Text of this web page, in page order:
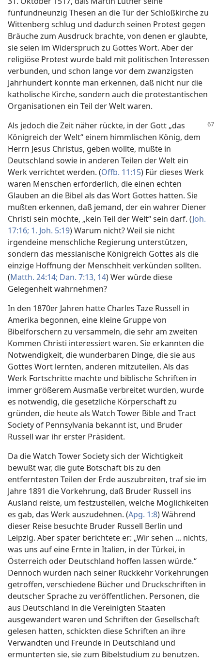
fünfundneunzig Thesen an die Tür der Schloßkirche zu
Wittenberg schlug und dadurch seinen Protest gegen
Bräuche zum Ausdruck brachte, von denen er glaubte,
sie seien im Widerspruch zu Gottes Wort. Aber der
religiöse Protest wurde bald mit politischen Interessen
verbunden, und schon lange vor dem zwanzigsten
Jahrhundert konnte man erkennen, daß nicht nur die
katholische Kirche, sondern auch die protestantischen
Organisationen ein Teil der Welt waren.
Als jedoch die Zeit näher rückte, in der Gott „das
Königreich der Welt“ einem himmlischen König, dem
Herrn Jesus Christus, geben wollte, mußte in
Deutschland sowie in anderen Teilen der Welt ein
Werk verrichtet werden. (Offb. 11:15) Für dieses Werk
waren Menschen erforderlich, die einen echten
Glauben an die Bibel als das Wort Gottes hatten. Sie
mußten erkennen, daß jemand, der ein wahrer Diener
Christi sein möchte, „kein Teil der Welt“ sein darf. (Joh.
17:16; 1. Joh. 5:19) Warum nicht? Weil sie nicht
irgendeine menschliche Regierung unterstützen,
sondern das messianische Königreich Gottes als die
einzige Hoffnung der Menschheit verkünden sollten.
(Matth. 24:14; Dan. 7:13, 14) Wer würde diese
Gelegenheit wahrnehmen?
In den 1870er Jahren hatte Charles Taze Russell in
Amerika begonnen, eine kleine Gruppe von
Bibelforschern zu versammeln, die sehr am zweiten
Kommen Christi interessiert waren. Sie erkannten die
Notwendigkeit, die wunderbaren Dinge, die sie aus
Gottes Wort lernten, anderen mitzuteilen. Als das
Werk Fortschritte machte und biblische Schriften in
immer größerem Ausmaße verbreitet wurden, wurde
es notwendig, die gesetzliche Körperschaft zu
gründen, die heute als Watch Tower Bible and Tract
Society of Pennsylvania bekannt ist, und Bruder
Russell war ihr erster Präsident.
Da die Watch Tower Society sich der Wichtigkeit
bewußt war, die gute Botschaft bis zu den
entferntesten Teilen der Erde auszubreiten, traf sie im
Jahre 1891 die Vorkehrung, daß Bruder Russell ins
Ausland reiste, um festzustellen, welche Möglichkeiten
es gab, das Werk auszudehnen. (Apg. 1:8) Während
dieser Reise besuchte Bruder Russell Berlin und
Leipzig. Aber später berichtete er: „Wir sehen ... nichts,
was uns auf eine Ernte in Italien, in der Türkei, in
Österreich oder Deutschland hoffen lassen würde.“
Dennoch wurden nach seiner Rückkehr Vorkehrungen
getroffen, verschiedene Bücher und Druckschriften in
deutscher Sprache zu veröffentlichen. Personen, die
aus Deutschland in die Vereinigten Staaten
ausgewandert waren und Schriften der Gesellschaft
gelesen hatten, schickten diese Schriften an ihre
Verwandten und Freunde in Deutschland und
ermunterten sie, sie zum Bibelstudium zu benutzen.